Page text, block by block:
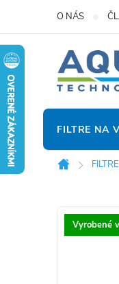
obsah
O NÁS
FILTRE NA
Domov
Vyrobené